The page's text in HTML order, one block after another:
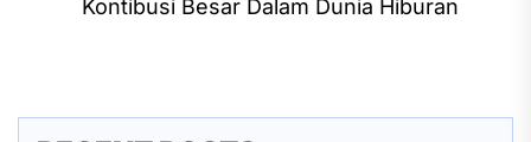
Kontibusi Besar Dalam Dunia Hiburan